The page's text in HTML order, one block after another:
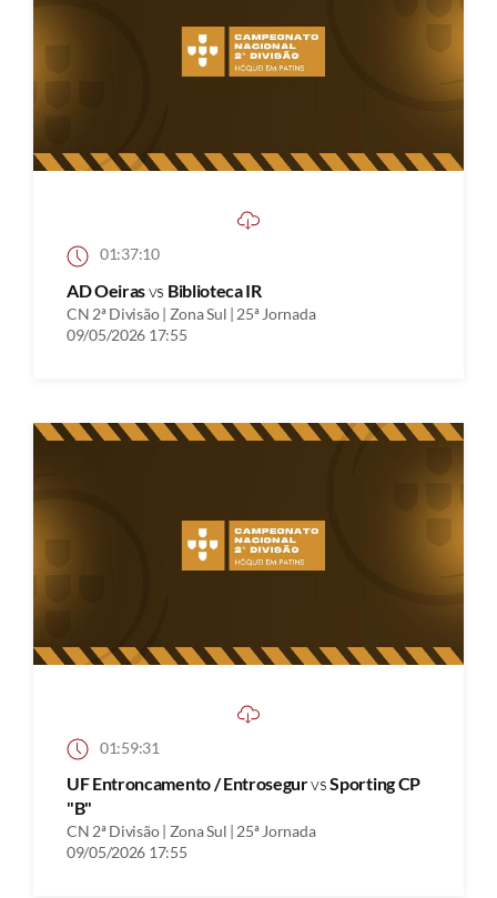
01:37:10
AD Oeirasvs Biblioteca IR
CN 2ª Divisão | Zona Sul | 25ª Jornada
09/05/2026 17:55
01:59:31
UF Entroncamento / EntrosegurvsSporting CP
"B"
CN 2ª Divisão | Zona Sul | 25ª Jornada
09/05/2026 17:55